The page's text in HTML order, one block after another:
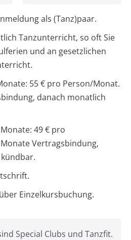
als (Tanz)paar.
Tanzunterricht, so oft Sie
und an gesetzlichen
55 € pro Person/Monat.
danach monatlich
49 € pro
Vertragsbindung,
Einzelkursbuchung.
Special Clubs und Tanzfit.